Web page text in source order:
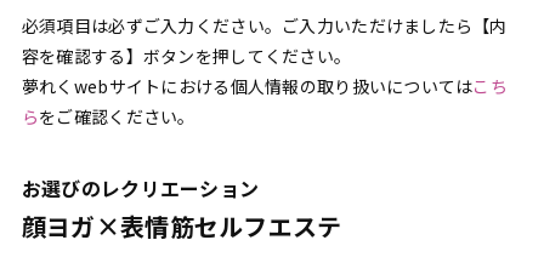
必須項目は必ずご入力ください。ご入力いただけましたら【内
容を確認する】ボタンを押してください。
夢れくwebサイトにおける個人情報の取り扱いについてはこち
らをご確認ください。
お選びのレクリエーション
顔ヨガ×表情筋セルフエステ